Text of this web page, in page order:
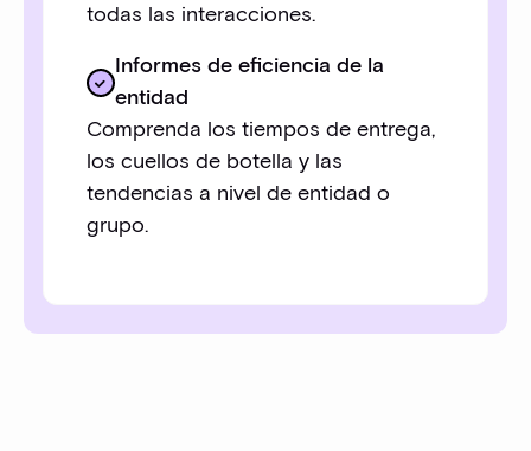
todas las interacciones.
Informes de eficiencia de la
entidad
Comprenda los tiempos de entrega,
los cuellos de botella y las
tendencias a nivel de entidad o
grupo.